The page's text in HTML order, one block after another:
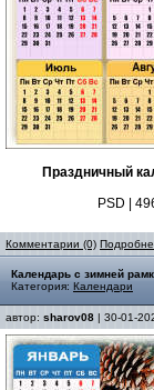
Праздничный
PSD |
Комментарии (0)
Календарь с зимней
Категория: Календари
автор: sharov08 | 30-01-